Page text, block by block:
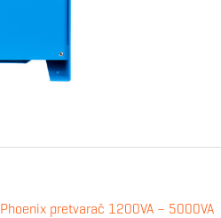
Phoenix pretvarač 1200VA – 5000VA